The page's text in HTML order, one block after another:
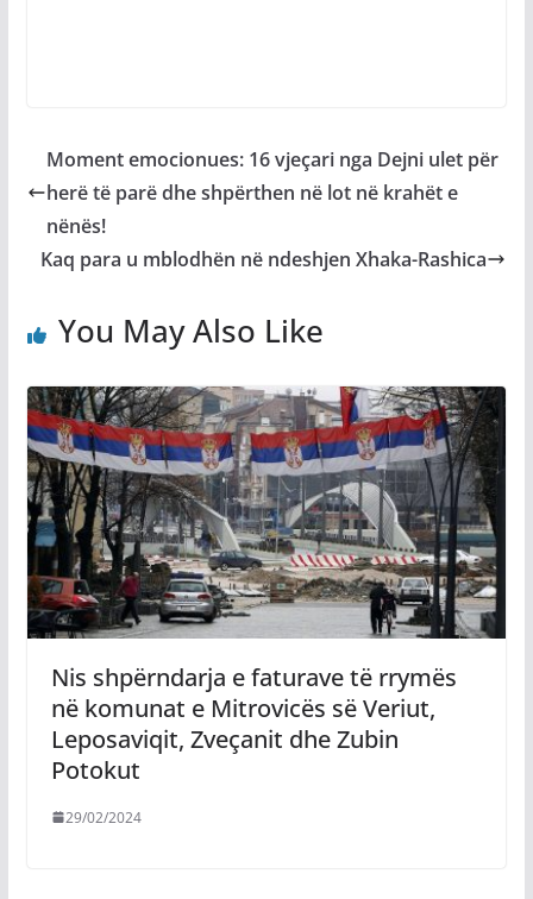
Moment emocionues: 16 vjeçari nga Dejni ulet për
herë të parë dhe shpërthen në lot në krahët e
nënës!
Kaq para u mblodhën në ndeshjen Xhaka-Rashica
You May Also Like
Nis shpërndarja e faturave të rrymës
në komunat e Mitrovicës së Veriut,
Leposaviqit, Zveçanit dhe Zubin
Potokut
29/02/2024